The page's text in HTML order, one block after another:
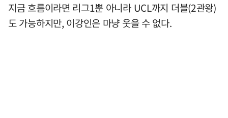
지금 흐름이라면 리그1뿐 아니라 UCL까지 더블(2관왕)
도 가능하지만, 이강인은 마냥 웃을 수 없다.